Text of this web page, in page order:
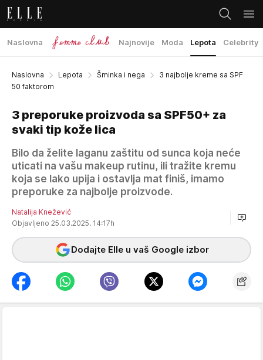
Naslovna Najnovije Moda Lepota Celebrity
Naslovna Lepota Šminka i nega
3 najbolje kreme sa SPF
50 faktorom
3 preporuke proizvoda sa SPF50+ za
svaki tip kože lica
Bilo da želite laganu zaštitu od sunca koja neće
uticati na vašu makeup rutinu, ili tražite kremu
koja se lako upija i ostavlja mat finiš, imamo
preporuke za najbolje proizvode.
Natalija Knežević
Objavljeno 25.03.2025. 14:17h
Dodajte Elle u vaš Google izbor